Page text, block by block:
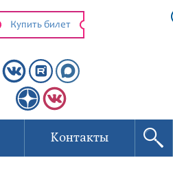
Купить билет
Контакты